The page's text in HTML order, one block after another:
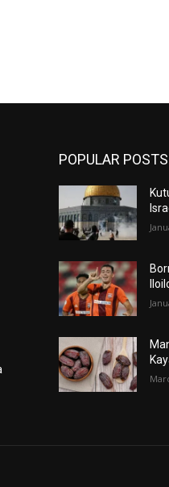
POPULAR POSTS